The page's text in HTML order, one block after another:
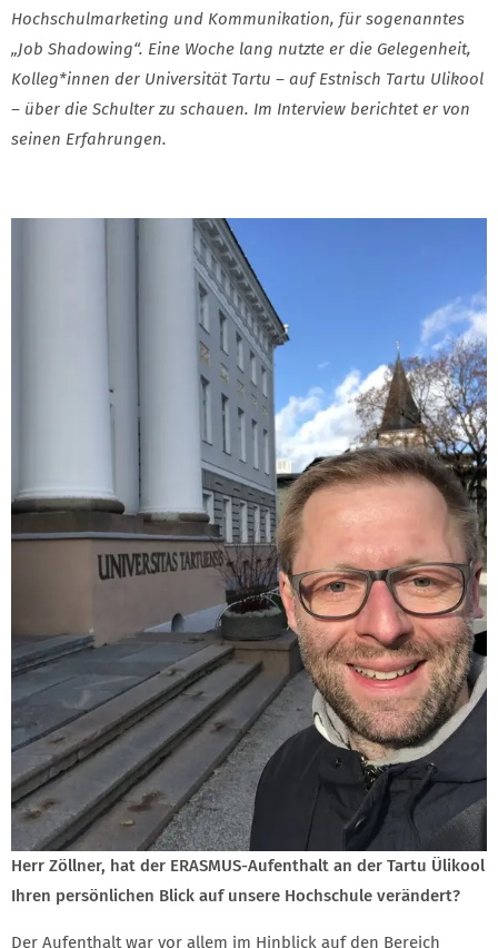
Hochschulmarketing und Kommunikation, für sogenanntes
„Job Shadowing“. Eine Woche lang nutzte er die Gelegenheit,
Kolleg*innen der Universität Tartu – auf Estnisch Tartu Ulikool
– über die Schulter zu schauen. Im Interview berichtet er von
seinen Erfahrungen.
Herr Zöllner, hat der ERASMUS-Aufenthalt an der Tartu Ülikool
Ihren persönlichen Blick auf unsere Hochschule verändert?
Der Aufenthalt war vor allem im Hinblick auf den Bereich